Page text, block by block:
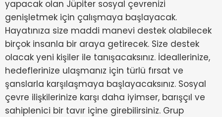
yapacak olan Jüpiter sosyal çevrenizi
genişletmek için çalışmaya başlayacak.
Hayatınıza size maddi manevi destek olabilecek
birçok insanla bir araya getirecek. Size destek
olacak yeni kişiler ile tanışacaksınız. İdeallerinize,
hedeflerinize ulaşmanız için türlü fırsat ve
şanslarla karşılaşmaya başlayacaksınız. Sosyal
çevre ilişkilerinize karşı daha iyimser, barışçıl ve
sahiplenici bir tavır içine girebilirsiniz. Grup